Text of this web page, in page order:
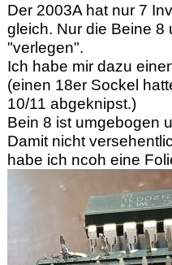
Der 2003A hat nur 7
gleich. Nur die Beine
"verlegen".
Ich habe mir dazu
(einen 18er Sockel
10/11 abgeknipst.)
Bein 8 ist umgebogen
Damit nicht
habe ich ncoh eine